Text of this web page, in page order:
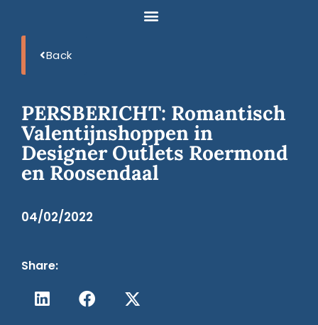
Back
PERSBERICHT: Romantisch
Valentijnshoppen in
Designer Outlets Roermond
en Roosendaal
04/02/2022
Share: